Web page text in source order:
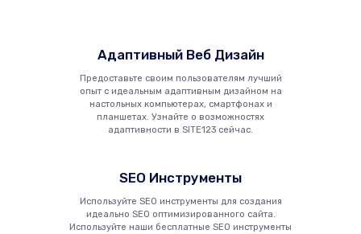
Адаптивный Веб Дизайн
Предоставьте своим пользователям лучший
опыт с идеальным адаптивным дизайном на
настольных компьютерах, смартфонах и
планшетах. Узнайте о возможностях
адаптивности в SITE123 сейчас.
SEO Инструменты
Используйте SEO инструменты для создания
идеально SEO оптимизированного сайта.
Используйте наши бесплатные SEO инструменты